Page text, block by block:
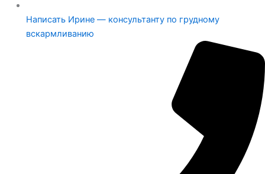
Написать Ирине — консультанту по грудному
вскармливанию